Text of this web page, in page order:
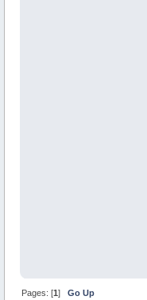
Pages: [1]Go Up